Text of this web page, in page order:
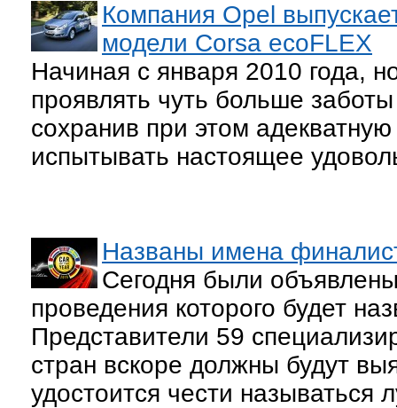
Компания Opel
модели Corsa ecoFLEX
Начиная с января 2010 года,
проявлять чуть больше
сохранив при этом
испытывать настоящее
Названы имена
Сегодня были
проведения которого будет
Представители 59
стран вскоре должны будут
удостоится чести называться